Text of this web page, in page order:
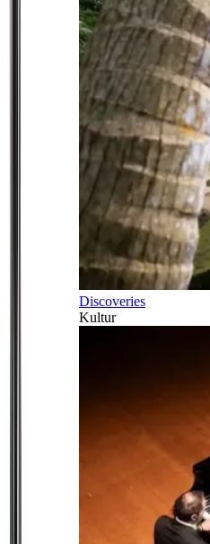
Discoveries
Kultur